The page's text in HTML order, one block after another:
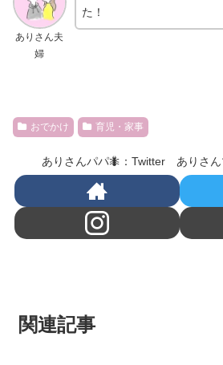
ありさん夫
婦
た！
おでかけ 育児・家事
ありさんパパ🐜：Twitter ありさ
関連記事